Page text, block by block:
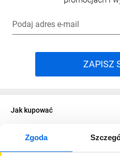
Zgoda
Podaj adres e-mail
ZAPISZ
Jak kupować
O firmie